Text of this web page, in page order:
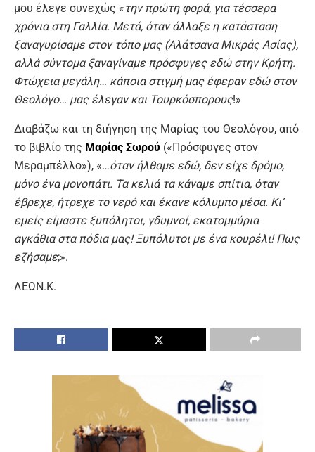
μου έλεγε συνεχώς «την πρώτη φορά, για τέσσερα
χρόνια στη Γαλλία. Μετά, όταν άλλαξε η κατάσταση
ξαναγυρίσαμε στον τόπο μας (Αλάτσανα Μικράς Ασίας),
αλλά σύντομα ξαναγίναμε πρόσφυγες εδώ στην Κρήτη.
Φτώχεια μεγάλη… κάποια στιγμή μας έφεραν εδώ στον
Θεολόγο… μας έλεγαν και Τουρκόσπορους!»
Διαβάζω και τη διήγηση της Μαρίας του Θεολόγου, από
το βιβλίο της Μαρίας Σωρού («Πρόσφυγες στον
Μεραμπέλλο»), «…όταν ήλθαμε εδώ, δεν είχε δρόμο,
μόνο ένα μονοπάτι. Τα κελιά τα κάναμε σπίτια, όταν
έβρεχε, ήτρεχε το νερό και έκανε κόλυμπο μέσα. Κι’
εμείς είμαστε ξυπόλητοι, γδυμνοί, εκατομμύρια
αγκάθια στα πόδια μας! Ξυπόλυτοι με ένα κουρέλι! Πως
εζήσαμε;».
ΛΕΩΝ.Κ.